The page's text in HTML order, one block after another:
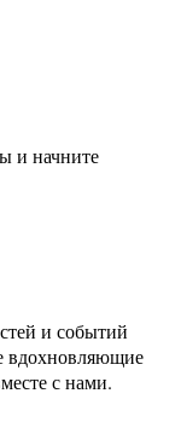
и начните
и событий
вдохновляющие
с нами.